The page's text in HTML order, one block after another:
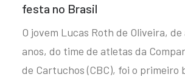
festa no Brasil
O jovem Lucas Roth de Oliveira, de
anos, do time de atletas da
de Cartuchos (CBC), foi o primeiro